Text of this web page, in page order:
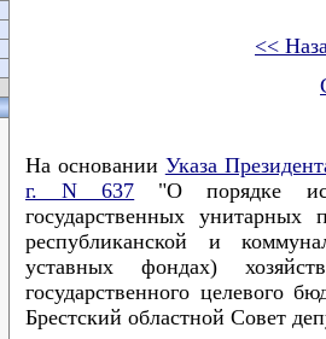
<<
На основании Указа
г. N 637 "О порядке
государственных унитарных
республиканской и
уставных фондах)
государственного целевого
Брестский областной Совет